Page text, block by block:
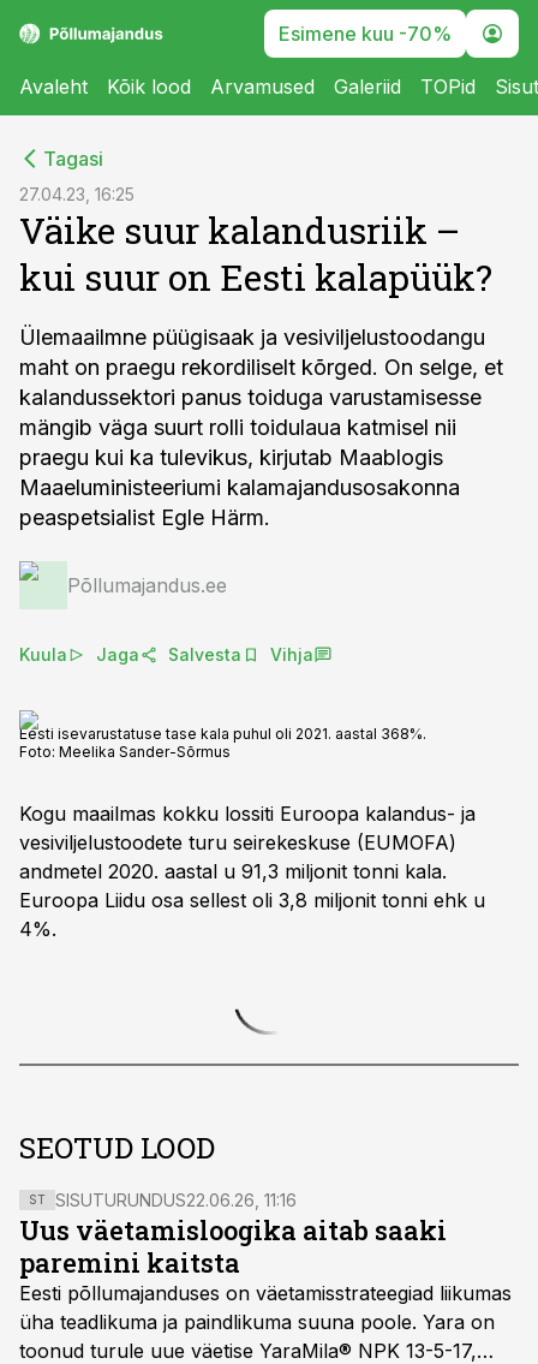
Esimene kuu -70%
Avaleht Kõik lood Arvamused Galeriid TOPid
Tagasi
27.04.23, 16:25
Väike suur kalandusriik –
kui suur on Eesti kalapüük?
Ülemaailmne püügisaak ja vesiviljelustoodangu
maht on praegu rekordiliselt kõrged. On selge, et
kalandussektori panus toiduga varustamisesse
mängib väga suurt rolli toidulaua katmisel nii
praegu kui ka tulevikus, kirjutab Maablogis
Maaeluministeeriumi kalamajandusosakonna
peaspetsialist Egle Härm.
Põllumajandus.ee
Kuula Jaga Salvesta Vihja
Eesti isevarustatuse tase kala puhul oli 2021. aastal 368%.
Foto: Meelika Sander-Sõrmus
Kogu maailmas kokku lossiti Euroopa kalandus- ja
vesiviljelustoodete turu seirekeskuse (EUMOFA)
andmetel 2020. aastal u 91,3 miljonit tonni kala.
Euroopa Liidu osa sellest oli 3,8 miljonit tonni ehk u
4%.
SEOTUD LOOD
ST SISUTURUNDUS22.06.26, 11:16
Uus väetamisloogika aitab saaki
paremini kaitsta
Eesti põllumajanduses on väetamisstrateegiad liikumas
üha teadlikuma ja paindlikuma suuna poole. Yara on
toonud turule uue väetise YaraMila® NPK 13-5-17,